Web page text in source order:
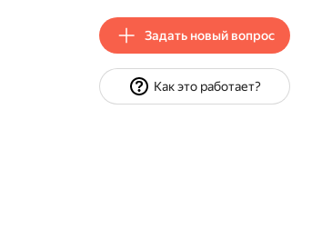
Задать новый вопрос
Как это работает?